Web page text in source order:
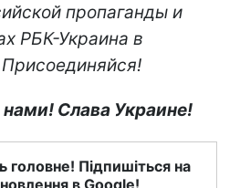
пропаганды и
РБК-Украина в
Слава Украине!
головне! Підпишіться на
в Google!